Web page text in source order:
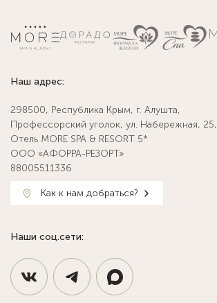
Наш адрес:
298500, Республика Крым, г. Алушта,
Профессорский уголок, ул. Набережная, 25,
Отель MORE SPA & RESORT 5*
ООО «АФОРРА-РЕЗОРТ»
88005511336
Как к нам добраться?
Наши соц.сети: